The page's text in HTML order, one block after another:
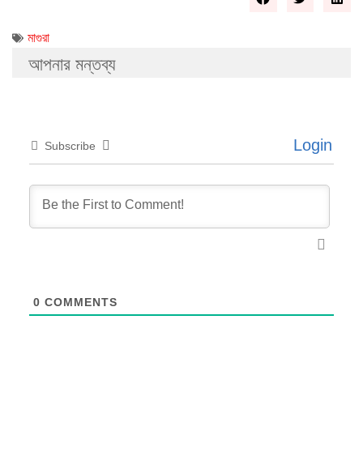
মাগুরা
আপনার মন্তব্য
Subscribe Login
0 COMMENTS